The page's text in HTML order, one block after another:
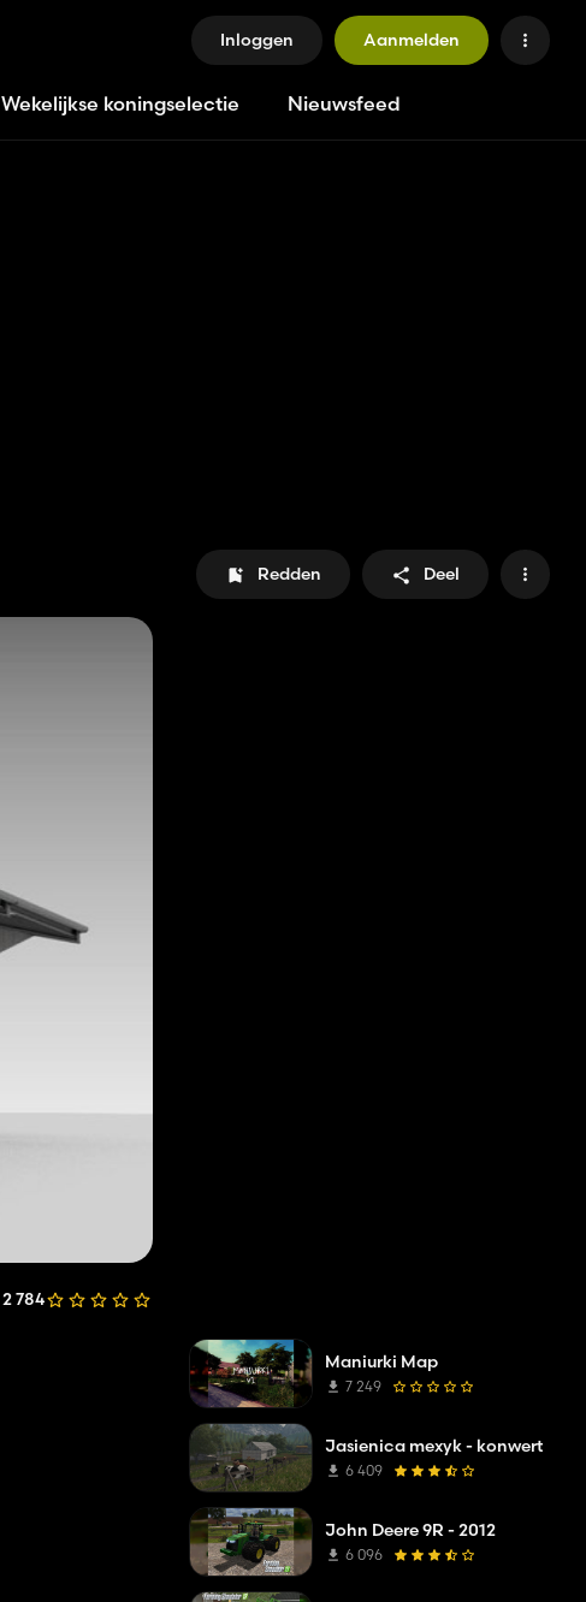
Inloggen Aanmelden
Wekelijkse koningselectie Nieuwsfeed
Redden Deel
2 784
Maniurki Map
7 249
Jasienica mexyk - konwert
6 409
John Deere 9R - 2012
6 096